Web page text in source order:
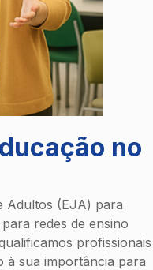
no
Adultos (EJA) para
redes de ensino
profissionais
à sua importância para